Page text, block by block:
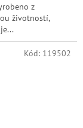
z
životností,
Kód: 119502